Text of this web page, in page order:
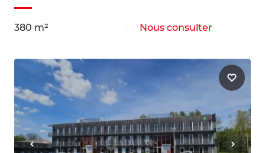
380 m² Nous consulter